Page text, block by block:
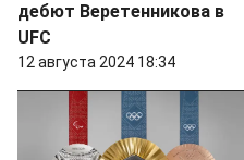
дебют Веретенникова в
UFC
12 августа 2024 18:34